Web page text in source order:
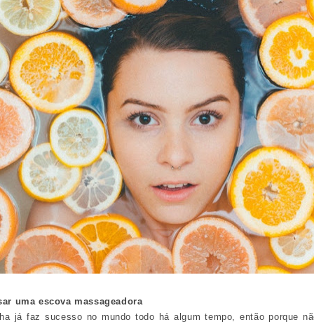
uma escova massageadora
já faz sucesso no mundo todo há algum tempo, então porque